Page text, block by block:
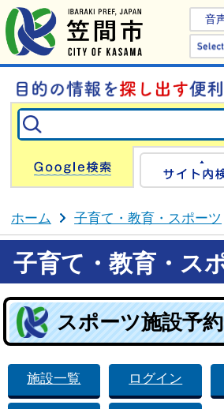
音
Google検
ホーム 子育て・教育・スポーツ
子育て・教育・ス
スポーツ施設予約
施設一覧 ログイン